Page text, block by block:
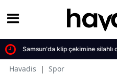
Samsun'da klip çekimine silahlı
Havadis | Spor